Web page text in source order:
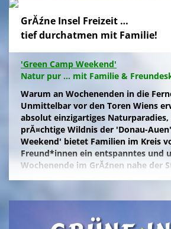
GrĂźne Insel Freizeit …
tief durchatmen mit Familie!
'Green Camp Weekend'
Natur pur ... mit Familie &
Warum an Wochenenden in die
Unmittelbar vor den Toren Wiens
absolut einzigartiges Naturparadies,
prĂ¤chtige Wildnis der 'Donau-
Weekend' bietet Familien im Kreis
Freund*innen ein entspanntes und
Wochenende im GrĂźnen nahe der
Naturfreunde, die lange Anfahrten
gepflegten Wiese im